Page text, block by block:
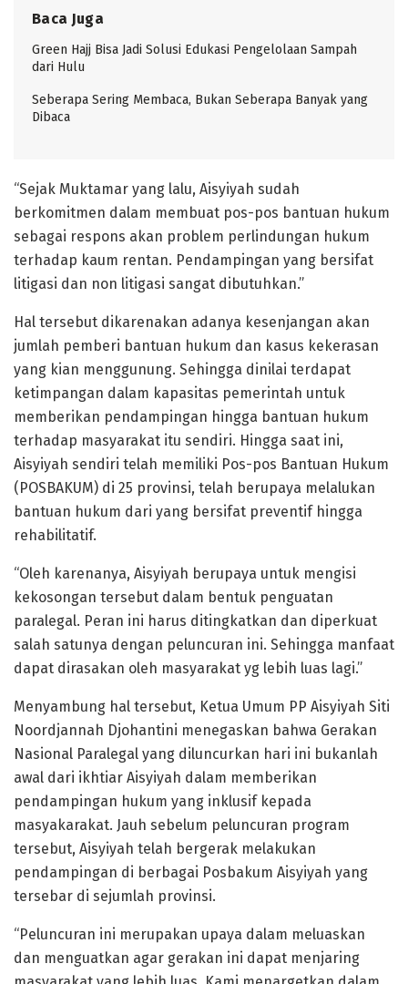
Baca Juga
Green Hajj Bisa Jadi Solusi Edukasi Pengelolaan Sampah
dari Hulu
Seberapa Sering Membaca, Bukan Seberapa Banyak yang
Dibaca
“Sejak Muktamar yang lalu, Aisyiyah sudah
berkomitmen dalam membuat pos-pos bantuan hukum
sebagai respons akan problem perlindungan hukum
terhadap kaum rentan. Pendampingan yang bersifat
litigasi dan non litigasi sangat dibutuhkan.”
Hal tersebut dikarenakan adanya kesenjangan akan
jumlah pemberi bantuan hukum dan kasus kekerasan
yang kian menggunung. Sehingga dinilai terdapat
ketimpangan dalam kapasitas pemerintah untuk
memberikan pendampingan hingga bantuan hukum
terhadap masyarakat itu sendiri. Hingga saat ini,
Aisyiyah sendiri telah memiliki Pos-pos Bantuan Hukum
(POSBAKUM) di 25 provinsi, telah berupaya melalukan
bantuan hukum dari yang bersifat preventif hingga
rehabilitatif.
“Oleh karenanya, Aisyiyah berupaya untuk mengisi
kekosongan tersebut dalam bentuk penguatan
paralegal. Peran ini harus ditingkatkan dan diperkuat
salah satunya dengan peluncuran ini. Sehingga manfaat
dapat dirasakan oleh masyarakat yg lebih luas lagi.”
Menyambung hal tersebut, Ketua Umum PP Aisyiyah Siti
Noordjannah Djohantini menegaskan bahwa Gerakan
Nasional Paralegal yang diluncurkan hari ini bukanlah
awal dari ikhtiar Aisyiyah dalam memberikan
pendampingan hukum yang inklusif kepada
masyakarakat. Jauh sebelum peluncuran program
tersebut, Aisyiyah telah bergerak melakukan
pendampingan di berbagai Posbakum Aisyiyah yang
tersebar di sejumlah provinsi.
“Peluncuran ini merupakan upaya dalam meluaskan
dan menguatkan agar gerakan ini dapat menjaring